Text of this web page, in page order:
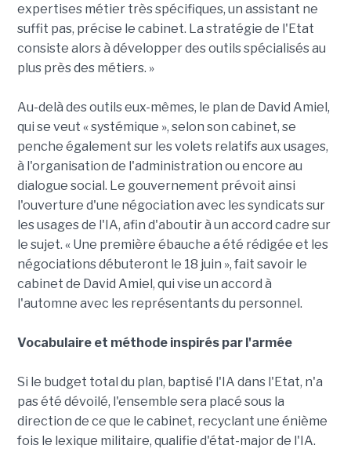
expertises métier très spécifiques, un assistant ne
suffit pas, précise le cabinet. La stratégie de l'Etat
consiste alors à développer des outils spécialisés au
plus près des métiers. »
Au-delà des outils eux-mêmes, le plan de David Amiel,
qui se veut « systémique », selon son cabinet, se
penche également sur les volets relatifs aux usages,
à l'organisation de l'administration ou encore au
dialogue social. Le gouvernement prévoit ainsi
l'ouverture d'une négociation avec les syndicats sur
les usages de l'IA, afin d'aboutir à un accord cadre sur
le sujet. « Une première ébauche a été rédigée et les
négociations débuteront le 18 juin », fait savoir le
cabinet de David Amiel, qui vise un accord à
l'automne avec les représentants du personnel.
Vocabulaire et méthode inspirés par l'armée
Si le budget total du plan, baptisé l'IA dans l'Etat, n'a
pas été dévoilé, l'ensemble sera placé sous la
direction de ce que le cabinet, recyclant une énième
fois le lexique militaire, qualifie d'état-major de l'IA.